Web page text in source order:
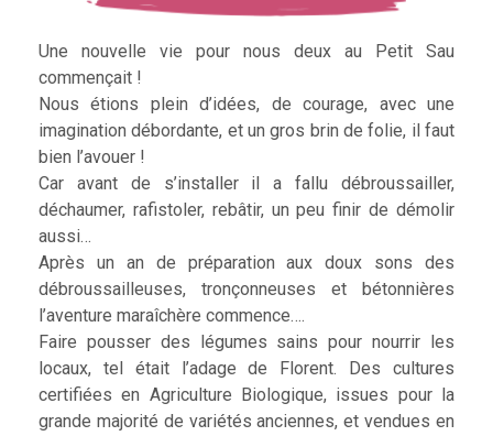
Une nouvelle vie pour nous deux au Petit Sau
commençait !
Nous étions plein d’idées, de courage, avec une
imagination débordante, et un gros brin de folie, il faut
bien l’avouer !
Car avant de s’installer il a fallu débroussailler,
déchaumer, rafistoler, rebâtir, un peu finir de démolir
aussi…
Après un an de préparation aux doux sons des
débroussailleuses, tronçonneuses et bétonnières
l’aventure maraîchère commence….
Faire pousser des légumes sains pour nourrir les
locaux, tel était l’adage de Florent. Des cultures
certifiées en Agriculture Biologique, issues pour la
grande majorité de variétés anciennes, et vendues en